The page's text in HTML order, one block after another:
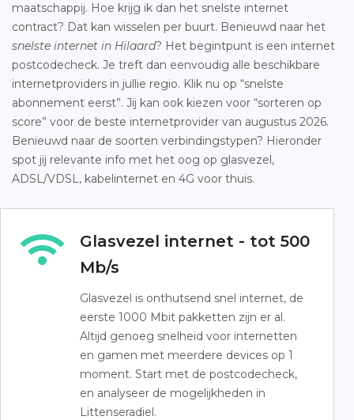
maatschappij. Hoe krijg ik dan het snelste internet
contract? Dat kan wisselen per buurt. Benieuwd naar het
snelste internet in Hilaard? Het begintpunt is een internet
postcodecheck. Je treft dan eenvoudig alle beschikbare
internetproviders in jullie regio. Klik nu op “snelste
abonnement eerst”. Jij kan ook kiezen voor “sorteren op
score” voor de beste internetprovider van augustus 2026.
Benieuwd naar de soorten verbindingstypen? Hieronder
spot jij relevante info met het oog op glasvezel,
ADSL/VDSL, kabelinternet en 4G voor thuis.
Glasvezel internet - tot 500
Mb/s
Glasvezel is onthutsend snel internet, de
eerste 1000 Mbit pakketten zijn er al.
Altijd genoeg snelheid voor internetten
en gamen met meerdere devices op 1
moment. Start met de postcodecheck,
en analyseer de mogelijkheden in
Littenseradiel.